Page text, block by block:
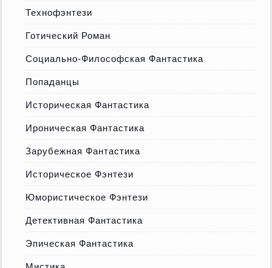
Технофэнтези
Готический Роман
Социально-Философская Фантастика
Попаданцы
Историческая Фантастика
Ироническая Фантастика
Зарубежная Фантастика
Историческое Фэнтези
Юмористическое Фэнтези
Детективная Фантастика
Эпическая Фантастика